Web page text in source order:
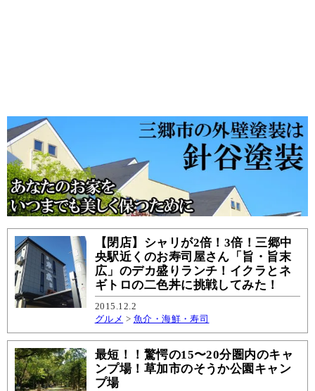
【閉店】シャリが2倍！3倍！三郷中
央駅近くのお寿司屋さん「旨・旨末
広」のデカ盛りランチ！イクラとネ
ギトロの二色丼に挑戦してみた！
2015.12.2
グルメ > 魚介・海鮮・寿司
最短！！驚愕の15〜20分圏内のキャ
ンプ場！草加市のそうか公園キャン
プ場